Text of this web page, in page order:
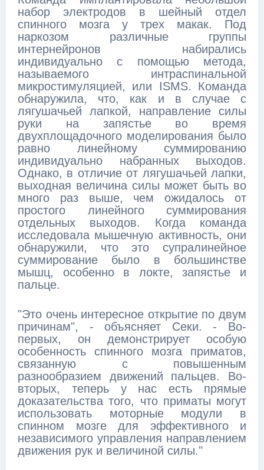
набор электродов в шейный отдел
спинного мозга у трех макак. Под
наркозом различные группы
интернейронов набирались
индивидуально с помощью метода,
называемого интраспинальной
микростимуляцией, или ISMS. Команда
обнаружила, что, как и в случае с
лягушачьей лапкой, направление силы
руки на запястье во время
двухплощадочного моделирования было
равно линейному суммированию
индивидуально набранных выходов.
Однако, в отличие от лягушачьей лапки,
выходная величина силы может быть во
много раз выше, чем ожидалось от
простого линейного суммирования
отдельных выходов. Когда команда
исследовала мышечную активность, они
обнаружили, что это супралинейное
суммирование было в большинстве
мышц, особенно в локте, запястье и
пальце.
"Это очень интересное открытие по двум
причинам", - объясняет Секи. - Во-
первых, он демонстрирует особую
особенность спинного мозга приматов,
связанную с повышенным
разнообразием движений пальцев. Во-
вторых, теперь у нас есть прямые
доказательства того, что приматы могут
использовать моторные модули в
спинном мозге для эффективного и
независимого управления направлением
движения рук и величиной силы."